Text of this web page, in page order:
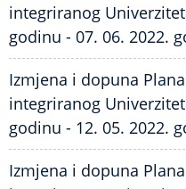
integriranog
godinu - 07. 06. 2022.
Izmjena i dopuna
integriranog
godinu - 12. 05. 2022.
Izmjena i dopuna